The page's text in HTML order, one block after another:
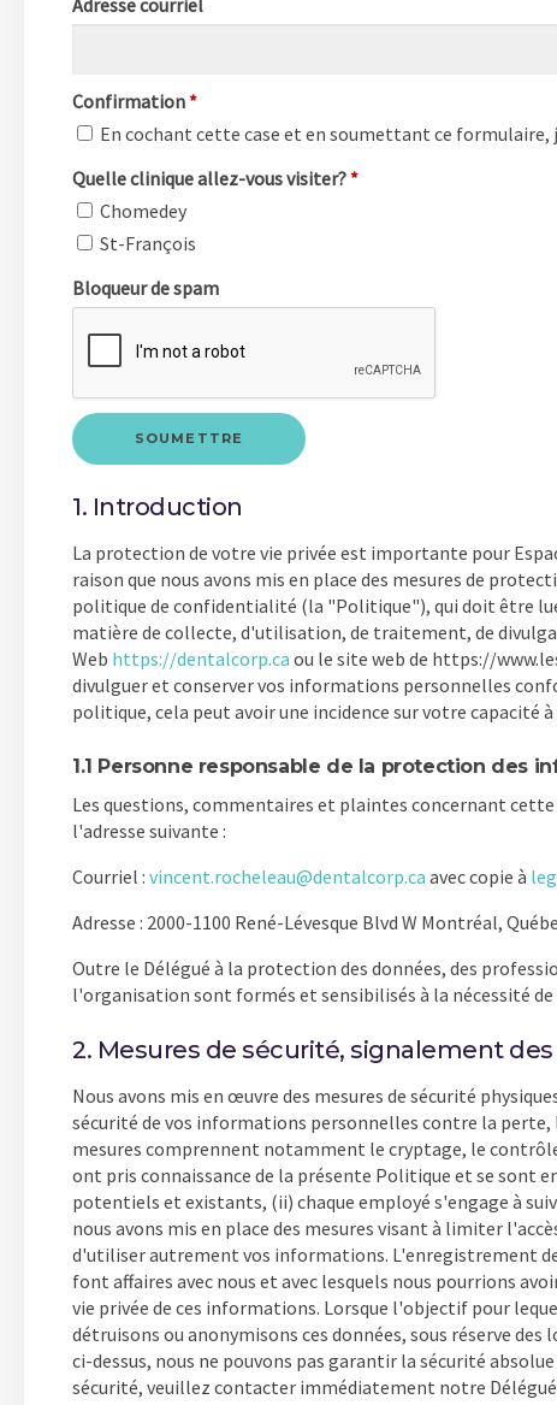
Confirmation *
En cochant cette case et en soumettant ce
Quelle clinique allez-vous visiter? *
Chomedey
St-François
Bloqueur de spam
1. Introduction
La protection de votre vie privée est importante pour
raison que nous avons mis en place des mesures de
politique de confidentialité (la "Politique"), qui doit être
matière de collecte, d'utilisation, de traitement, de
Web https://dentalcorp.ca ou le site web de https://
divulguer et conserver vos informations personnelles
politique, cela peut avoir une incidence sur votre capacité
1.1 Personne responsable de la protection des
Les questions, commentaires et plaintes concernant
l'adresse suivante :
Courriel : vincent.rocheleau@dentalcorp.ca avec copie à
Adresse : 2000-1100 René-Lévesque Blvd W Montréal,
Outre le Délégué à la protection des données, des
l'organisation sont formés et sensibilisés à la nécessité
2. Mesures de sécurité, signalement
Nous avons mis en œuvre des mesures de sécurité
sécurité de vos informations personnelles contre la
mesures comprennent notamment le cryptage, le
ont pris connaissance de la présente Politique et se sont
potentiels et existants, (ii) chaque employé s'engage à
nous avons mis en place des mesures visant à limiter
d'utiliser autrement vos informations. L'enregistrement
font affaires avec nous et avec lesquels nous pourrions
vie privée de ces informations. Lorsque l'objectif pour
détruisons ou anonymisons ces données, sous réserve
ci-dessus, nous ne pouvons pas garantir la sécurité
sécurité, veuillez contacter immédiatement notre